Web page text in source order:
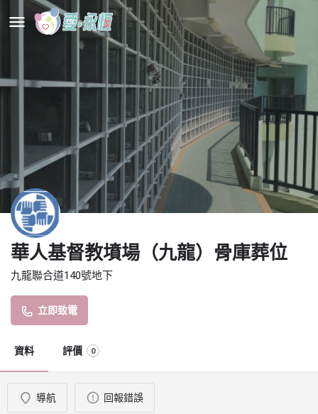
華人基督教墳場（九龍）骨庫葬位
九龍聯合道140號地下
立即致電
資料 評價 0
導航 回報錯誤